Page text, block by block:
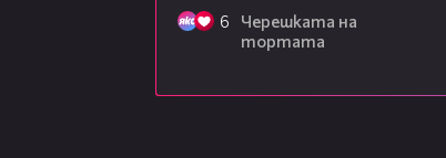
6
Черешката на
тортата